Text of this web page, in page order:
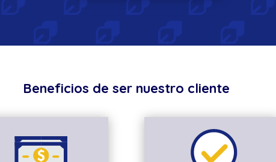
Beneficios de ser nuestro cliente